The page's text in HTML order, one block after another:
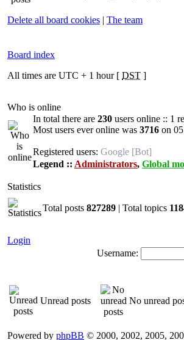
Delete all board cookies | The team
Board index
All times are UTC + 1 hour [ DST ]
Who is online
In total there are 230 users online :: 1
Most users ever online was 3716 on
Registered users: Google [Bot]
Legend :: Administrators, Global
Statistics
Total posts 827289 | Total topics
Login
Username:
Unread posts No unread
Powered by phpBB © 2000, 2002, 2005,